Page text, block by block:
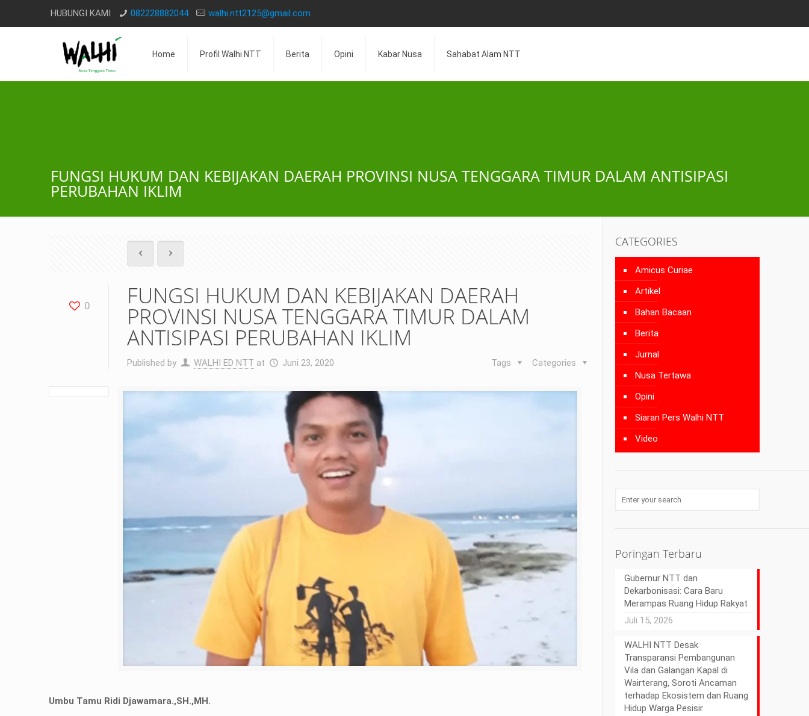
HUBUNGI KAMI 082228882044 walhi.ntt2125@gmail.com
Home Profil Walhi NTT Berita Opini Kabar Nusa Sahabat Alam NTT
FUNGSI HUKUM DAN KEBIJAKAN DAERAH PROVINSI NUSA TENGGARA TIMUR DALAM ANTISIPASI
PERUBAHAN IKLIM
0 FUNGSI HUKUM DAN KEBIJAKAN DAERAH
PROVINSI NUSA TENGGARA TIMUR DALAM
ANTISIPASI PERUBAHAN IKLIM
Published by WALHI ED NTT at Juni 23, 2020 Categories
Tags
Umbu Tamu Ridi Djawamara.,SH.,MH.
CATEGORIES
Amicus Curiae
Artikel
Bahan Bacaan
Berita
Jurnal
Nusa Tertawa
Opini
Siaran Pers Walhi NTT
Video
Poringan Terbaru
Gubernur NTT dan
Dekarbonisasi: Cara Baru
Merampas Ruang Hidup Rakyat
Juli 15, 2026
WALHI NTT Desak
Transparansi Pembangunan
Vila dan Galangan Kapal di
Wairterang, Soroti Ancaman
terhadap Ekosistem dan Ruang
Hidup Warga Pesisir